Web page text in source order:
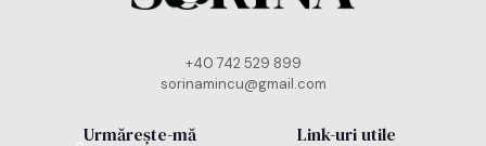
+40 742 529 899
sorinamincu@gmail.com
Urmărește-mă Link-uri utile